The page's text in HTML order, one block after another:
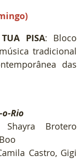
PISA: Bloco
tradicional
das
Rio
Brotero
Castro, Gigi